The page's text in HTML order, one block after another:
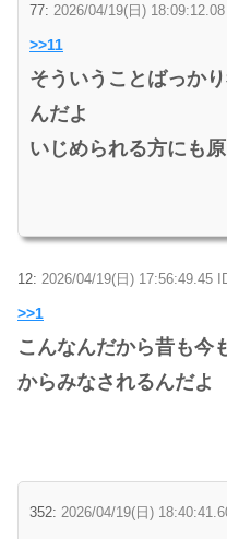
77: 2026/04/19(日)
>>11
そういうことばっか
んだよ
いじめられる方にも
12: 2026/04/19(日) 17:56:49.45
>>1
こんなんだから昔も今
からみなされるんだよ
352: 2026/04/19(日)